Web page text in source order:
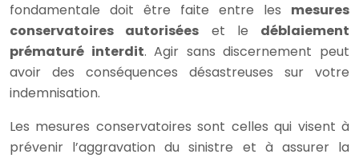
fondamentale doit être faite entre les mesures
conservatoires autorisées et le déblaiement
prématuré interdit. Agir sans discernement peut
avoir des conséquences désastreuses sur votre
indemnisation.
Les mesures conservatoires sont celles qui visent à
prévenir l’aggravation du sinistre et à assurer la